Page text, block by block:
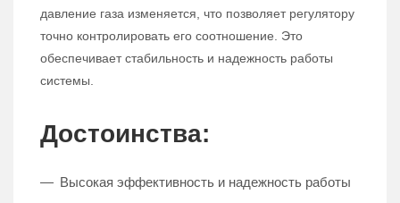
давление газа изменяется, что позволяет регулятору
точно контролировать его соотношение. Это
обеспечивает стабильность и надежность работы
системы.
Достоинства:
Высокая эффективность и надежность работы